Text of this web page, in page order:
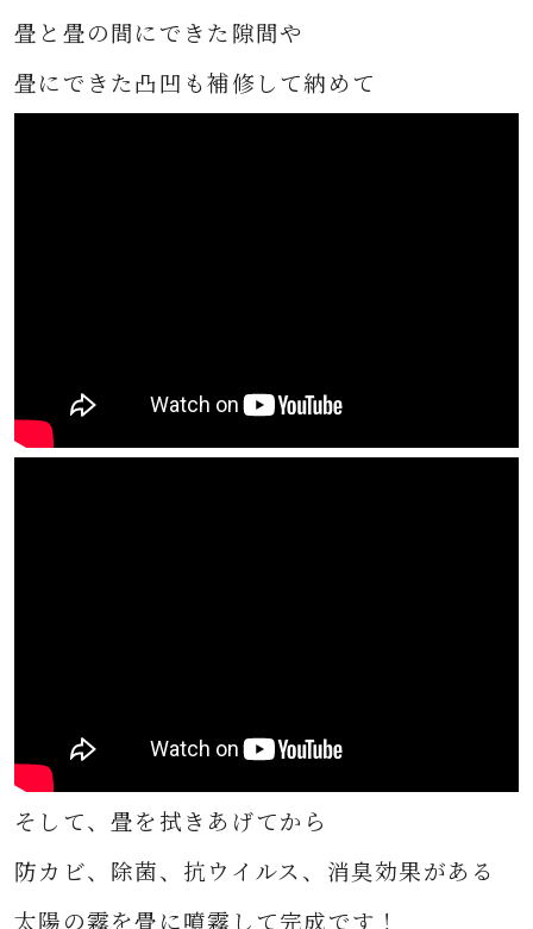
畳と畳の間にできた隙間や
畳にできた凸凹も補修して納めて
そして、畳を拭きあげてから
防カビ、除菌、抗ウイルス、消臭効果がある
太陽の霧を畳に噴霧して完成です！